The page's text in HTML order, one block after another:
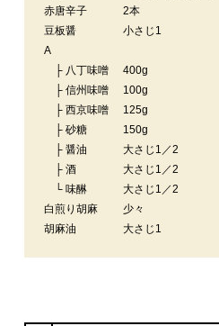
赤唐辛子
2本
豆板醤
小さじ1
A
├ 八丁味噌
400g
├ 信州味噌
100g
├ 西京味噌
125g
├ 砂糖
150g
├ 醤油
大さじ1／2
├ 酒
大さじ1／2
└ 味醂
大さじ1／2
白煎り胡麻
少々
胡麻油
大さじ1